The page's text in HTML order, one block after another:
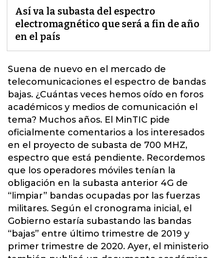
Así va la subasta del espectro
electromagnético que será a fin de año
en el país
Suena de nuevo en el mercado de
telecomunicaciones el espectro de bandas
bajas. ¿Cuántas veces hemos oído en foros
académicos y medios de comunicación el
tema? Muchos años. El MinTIC pide
oficialmente comentarios a los interesados
en el proyecto de subasta de 700 MHZ,
espectro que está pendiente. Recordemos
que los operadores móviles tenían la
obligación en la subasta anterior 4G de
“limpiar” bandas ocupadas por las fuerzas
militares. Según el cronograma inicial, el
Gobierno estaría subastando las bandas
“bajas” entre último trimestre de 2019 y
primer trimestre de 2020. Ayer, el ministerio